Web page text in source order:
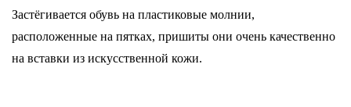
Застёгивается обувь на пластиковые молнии,
расположенные на пятках, пришиты они очень качественно
на вставки из искусственной кожи.